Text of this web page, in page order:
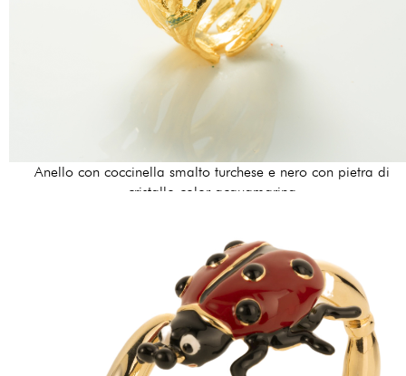
Anello con coccinella smalto turchese e nero con pietra di
cristallo color acquamarina